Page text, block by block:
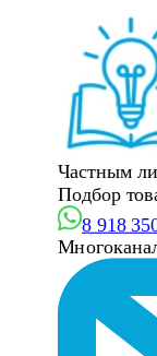
Частным
Подбор
8 918